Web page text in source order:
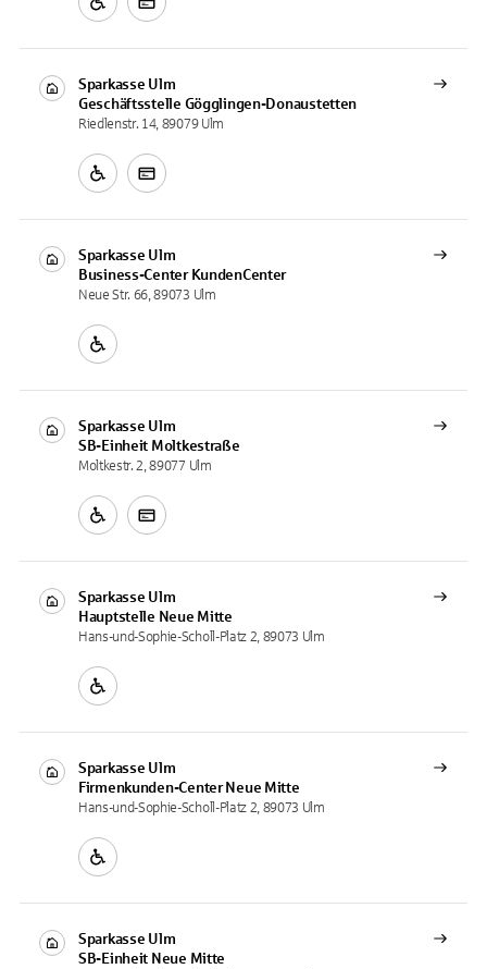
Sparkasse Ulm
Geschäftsstelle Gögglingen-Donaustetten
Riedlenstr. 14, 89079 Ulm
Sparkasse Ulm
Business-Center KundenCenter
Neue Str. 66, 89073 Ulm
Sparkasse Ulm
SB-Einheit Moltkestraße
Moltkestr. 2, 89077 Ulm
Sparkasse Ulm
Hauptstelle Neue Mitte
Hans-und-Sophie-Scholl-Platz 2, 89073 Ulm
Sparkasse Ulm
Firmenkunden-Center Neue Mitte
Hans-und-Sophie-Scholl-Platz 2, 89073 Ulm
Sparkasse Ulm
SB-Einheit Neue Mitte